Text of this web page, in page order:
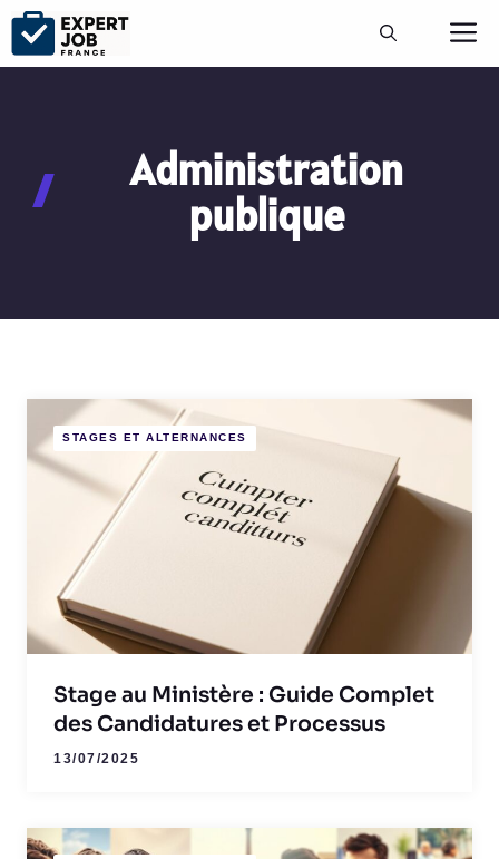
Aller
contenu
Administration
publique
STAGES ET ALTERNANCES
Stage au Ministère : Guide Complet
des Candidatures et Processus
13/07/2025